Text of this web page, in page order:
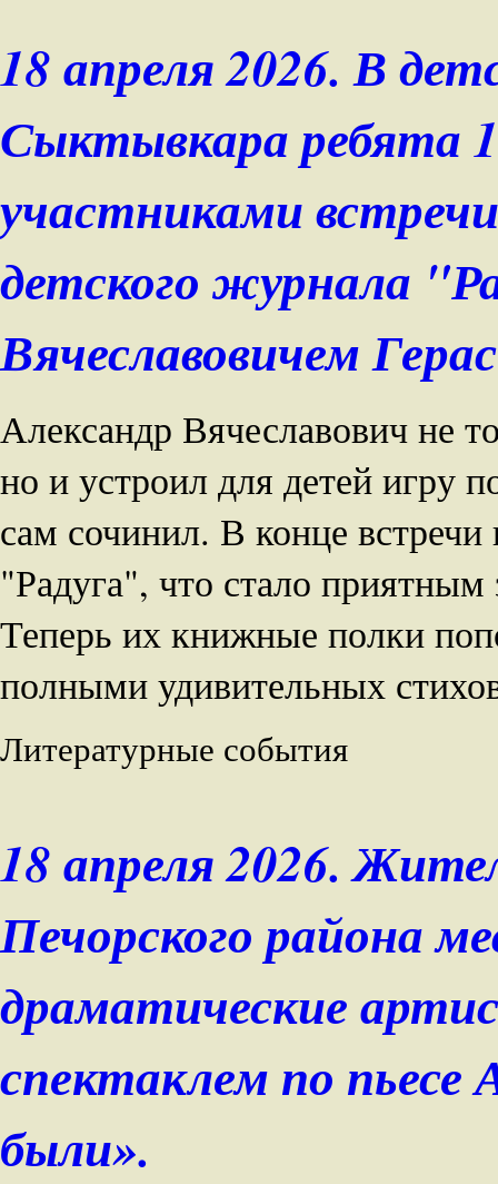
18 апреля 2026. В
Сыктывкара ребята
участниками
детского журнала
Вячеславовичем
Александр Вячеславович не
но и устроил для детей игру
сам сочинил. В конце
"Радуга", что стало
Теперь их книжные полки
полными удивительных
Литературные события
18 апреля 2026.
Печорского района
драматические
спектаклем по
были».